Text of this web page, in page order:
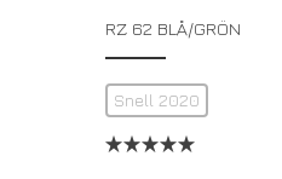
RZ 62 BLÅ/GRÖN
Snell 2020